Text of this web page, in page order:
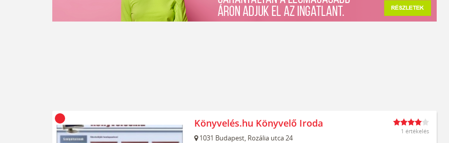
Könyvelés.hu Könyvelő Iroda
1031 Budapest, Rozália utca 24
1 értékelés